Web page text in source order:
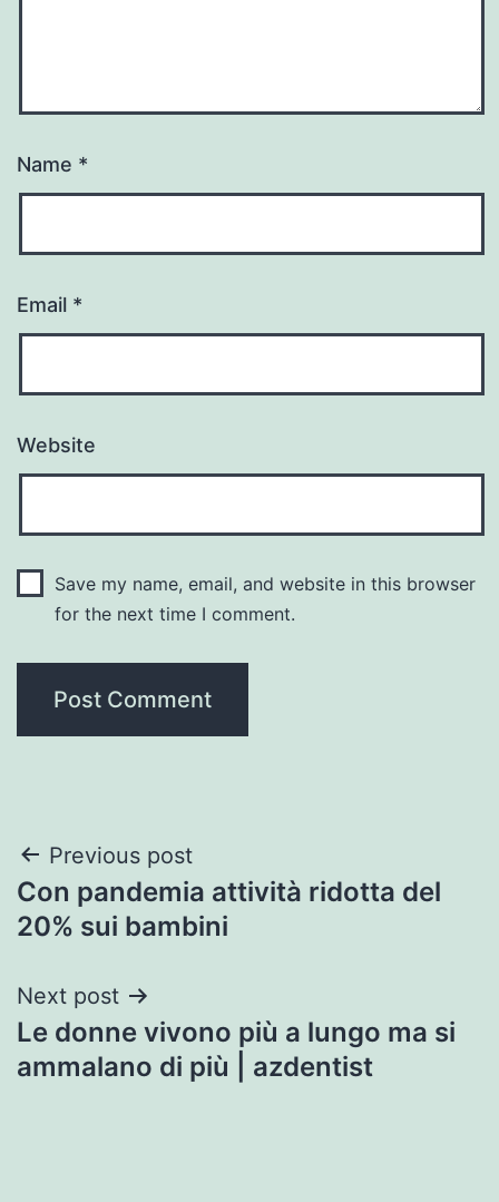
Name *
Email *
Website
Save my name, email, and website in this browser
for the next time I comment.
Post
navigation
Previous post
Con pandemia attività ridotta del
20% sui bambini
Next post
Le donne vivono più a lungo ma si
ammalano di più | azdentist